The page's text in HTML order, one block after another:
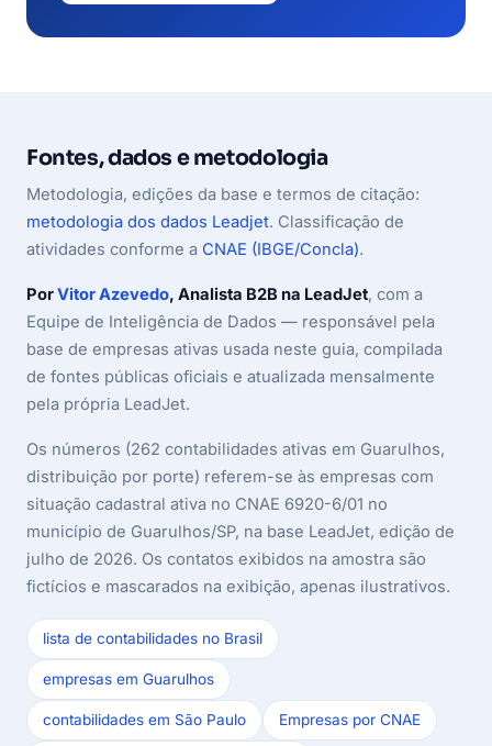
Fontes, dados e metodologia
Metodologia, edições da base e termos de citação:
metodologia dos dados Leadjet. Classificação de
atividades conforme a CNAE (IBGE/Concla).
PorVitor Azevedo, Analista B2B na LeadJet, com a
Equipe de Inteligência de Dados — responsável pela
base de empresas ativas usada neste guia, compilada
de fontes públicas oficiais e atualizada mensalmente
pela própria LeadJet.
Os números (262 contabilidades ativas em Guarulhos,
distribuição por porte) referem-se às empresas com
situação cadastral ativa no CNAE 6920-6/01 no
município de Guarulhos/SP, na base LeadJet, edição de
julho de 2026. Os contatos exibidos na amostra são
fictícios e mascarados na exibição, apenas ilustrativos.
lista de contabilidades no Brasil
empresas em Guarulhos
contabilidades em São Paulo Empresas por CNAE